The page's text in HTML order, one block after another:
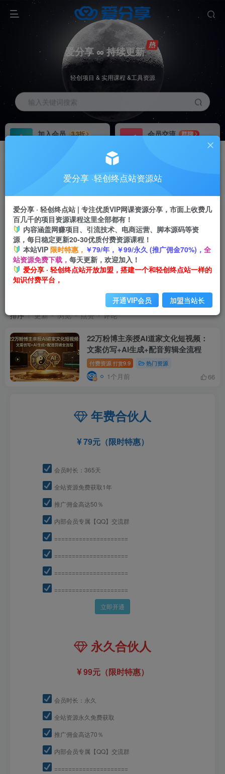
爱分享 ∞ 持续更新
轻创项目 & 实用课程 &工具资源
输入关键词搜索
加入会员
3.3折
会员交流
群聊
推广返佣高达70%
24小时自动赚钱
道家文化短视频
排序 更新 浏览 点赞 评论
22万粉博主亲授AI道家文化短视频：
文案仿写+AI生成+配音剪辑全流程
付费资源 打赏9.9 热门资源
1个月前 66
年费合伙人
79元（限时特惠）
会员时长：365天
全站资源免费获取1年
推广佣金高达50％
内部会员专属【QQ】交流群
=====================
=====================
=====================
=====================
立即开通
永久合伙人
99元（限时特惠）
会员时长：永久
全站资源永久免费获取
推广佣金高达70％
内部会员专属【QQ】交流群
=====================
爱分享 ·轻创终点站资源站
爱分享 · 轻创终点站 | 专注优质VIP网课资源分享，市面上收费几
百几千的项目资源课程这里全部都有！
内容涵盖网赚项目、引流技术、电商运营、脚本源码等资
源，每日稳定更新20-30优质付费资源课程！
本站VIP 限时特惠， ￥79/年，￥99/永久 (推广佣金70%)， 全
站资源免费下载， 每天更新，欢迎加入！
爱分享 · 轻创终点站开放加盟，搭建一个和轻创终点站一样的
知识付费平台，
开通VIP会员 加盟当站长